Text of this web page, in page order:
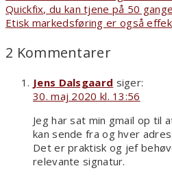
Quickfix, du kan tjene på 50
Etisk markedsføring er også
2 Kommentarer
Jens Dalsgaard siger:
30. maj 2020 kl. 13:56
Jeg har sat min gmail op til
kan sende fra og hver
Det er praktisk og jef
relevante signatur.